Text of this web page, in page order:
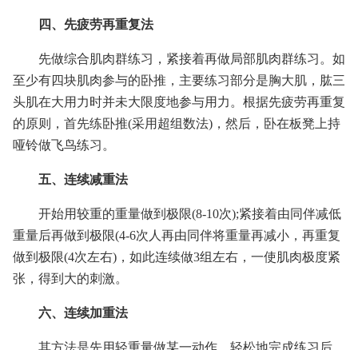
四、先疲劳再重复法
先做综合肌肉群练习，紧接着再做局部肌肉群练习。如
至少有四块肌肉参与的卧推，主要练习部分是胸大肌，肱三
头肌在大用力时并未大限度地参与用力。根据先疲劳再重复
的原则，首先练卧推(采用超组数法)，然后，卧在板凳上持
哑铃做飞鸟练习。
五、连续减重法
开始用较重的重量做到极限(8-10次);紧接着由同伴减低
重量后再做到极限(4-6次人再由同伴将重量再减小，再重复
做到极限(4次左右)，如此连续做3组左右，一使肌肉极度紧
张，得到大的刺激。
六、连续加重法
其方法是先用轻重量做某一动作，轻松地完成练习后，